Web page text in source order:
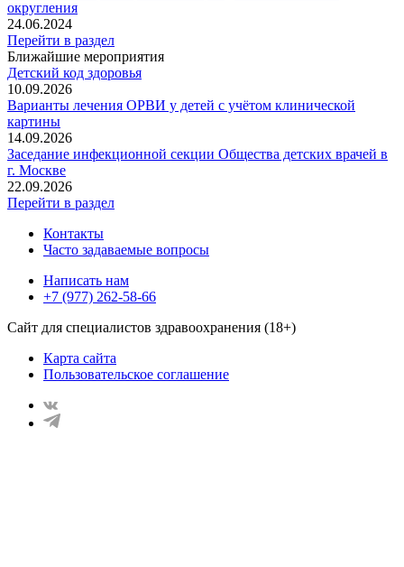
округления
24.06.2024
Перейти в раздел
Ближайшие мероприятия
Детский код здоровья
10.09.2026
Варианты лечения ОРВИ у детей с учётом клинической
картины
14.09.2026
Заседание инфекционной секции Общества детских врачей в
г. Москве
22.09.2026
Перейти в раздел
Контакты
Часто задаваемые вопросы
Написать нам
+7 (977) 262-58-66
Сайт для специалистов здравоохранения (18+)
Карта сайта
Пользовательское соглашение